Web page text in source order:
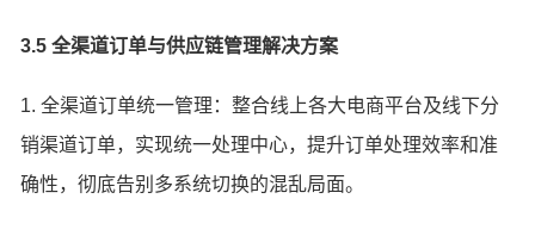
3.5 全渠道订单与供应链管理解决方案
1. 全渠道订单统一管理：整合线上各大电商平台及线下分
销渠道订单，实现统一处理中心，提升订单处理效率和准
确性，彻底告别多系统切换的混乱局面。